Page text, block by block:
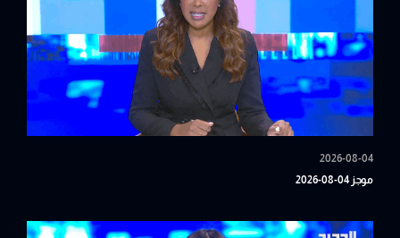
2026-08-04
موجز 04-08-2026